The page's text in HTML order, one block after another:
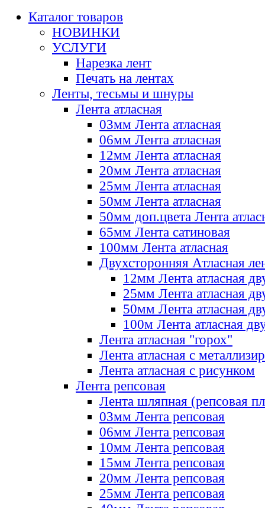
Каталог товаров
НОВИНКИ
УСЛУГИ
Нарезка лент
Печать на лентах
Ленты, тесьмы и шнуры
Лента атласная
03мм Лента атласная
06мм Лента атласная
12мм Лента атласная
20мм Лента атласная
25мм Лента атласная
50мм Лента атласная
50мм доп.цвета Лента
65мм Лента сатиновая
100мм Лента атласная
Двухсторонняя Атласная
12мм Лента атласная
25мм Лента атласная
50мм Лента атласная
100м Лента атласная
Лента атласная "горох"
Лента атласная с
Лента атласная с рисунком
Лента репсовая
Лента шляпная (репсовая
03мм Лента репсовая
06мм Лента репсовая
10мм Лента репсовая
15мм Лента репсовая
20мм Лента репсовая
25мм Лента репсовая